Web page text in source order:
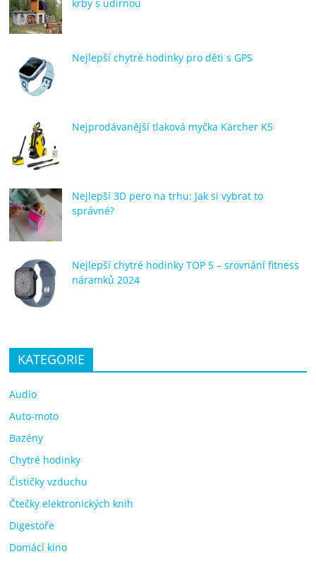
krby s udírnou
Nejlepší chytré hodinky pro děti s GPS
Nejprodávanější tlaková myčka Kärcher K5
Nejlepší 3D pero na trhu: Jak si vybrat to
správné?
Nejlepší chytré hodinky TOP 5 – srovnání fitness
náramků 2024
KATEGORIE
Audio
Auto-moto
Bazény
Chytré hodinky
Čističky vzduchu
Čtečky elektronických knih
Digestoře
Domácí kino